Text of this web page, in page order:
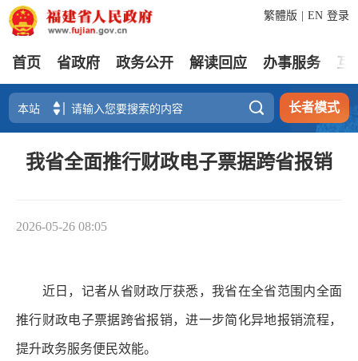
登录
繁體版 EN
首页 省政府 政务公开 解读回应 办事服务 互
 长者模式
我省全面推行财政电子票据跨省报销
2026-05-26 08:05
近日，记者从省财政厅获悉，我省在全省范围内全面
推行财政电子票据跨省报销，进一步简化异地报销流程，
提升政务服务便民效能。